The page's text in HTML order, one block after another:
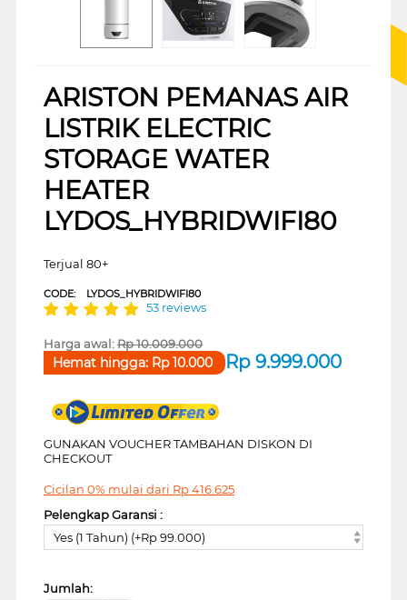
ARISTON PEMANAS AIR
LISTRIK ELECTRIC
STORAGE WATER
HEATER
LYDOS_HYBRIDWIFI80
Terjual 80+
CODE: LYDOS_HYBRIDWIFI80
53 reviews
Harga awal:Rp10.009.000
Rp 9.999.000
Hemat hingga: Rp10.000
GUNAKAN VOUCHER TAMBAHAN DISKON DI
CHECKOUT
Cicilan 0% mulai dari Rp416.625
Pelengkap Garansi :
Yes (1 Tahun) (+Rp 99.000)
Jumlah: